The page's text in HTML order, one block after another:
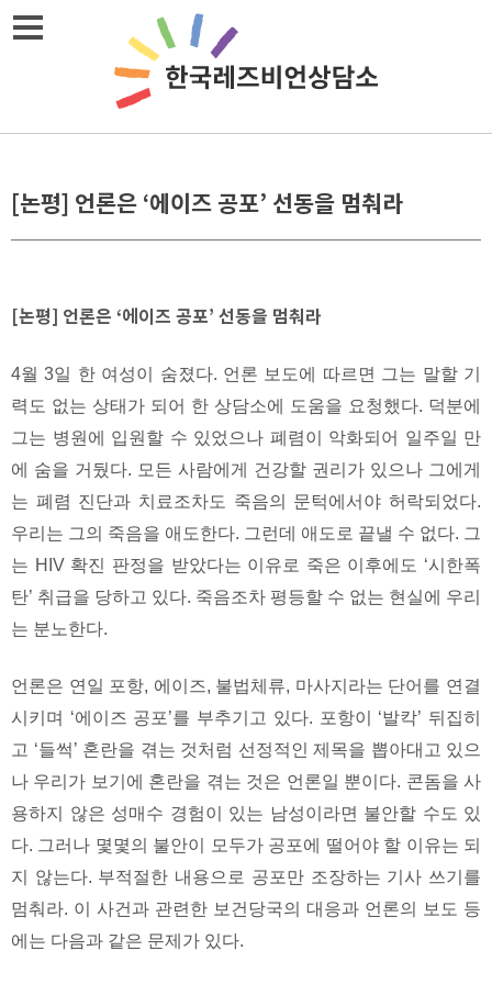
Skip
[논평] 언론은 ‘에이즈 공포’ 선동을 멈춰라
[논평] 언론은 ‘에이즈 공포’ 선동을 멈춰라
4월 3일 한 여성이 숨졌다. 언론 보도에 따르면 그는 말할 기
력도 없는 상태가 되어 한 상담소에 도움을 요청했다. 덕분에
그는 병원에 입원할 수 있었으나 폐렴이 악화되어 일주일 만
에 숨을 거뒀다. 모든 사람에게 건강할 권리가 있으나 그에게
는 폐렴 진단과 치료조차도 죽음의 문턱에서야 허락되었다.
우리는 그의 죽음을 애도한다. 그런데 애도로 끝낼 수 없다. 그
는 HIV 확진 판정을 받았다는 이유로 죽은 이후에도 ‘시한폭
탄’ 취급을 당하고 있다. 죽음조차 평등할 수 없는 현실에 우리
는 분노한다.
언론은 연일 포항, 에이즈, 불법체류, 마사지라는 단어를 연결
시키며 ‘에이즈 공포’를 부추기고 있다. 포항이 ‘발칵’ 뒤집히
고 ‘들썩’ 혼란을 겪는 것처럼 선정적인 제목을 뽑아대고 있으
나 우리가 보기에 혼란을 겪는 것은 언론일 뿐이다. 콘돔을 사
용하지 않은 성매수 경험이 있는 남성이라면 불안할 수도 있
다. 그러나 몇몇의 불안이 모두가 공포에 떨어야 할 이유는 되
지 않는다. 부적절한 내용으로 공포만 조장하는 기사 쓰기를
멈춰라. 이 사건과 관련한 보건당국의 대응과 언론의 보도 등
에는 다음과 같은 문제가 있다.